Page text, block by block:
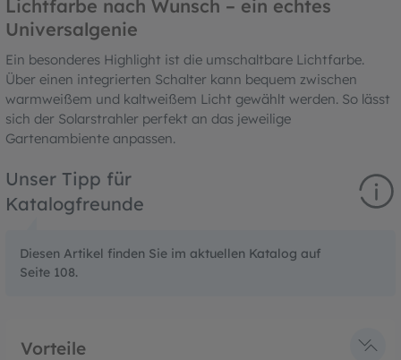
Lichtfarbe nach Wunsch – ein echtes
Universalgenie
Ein besonderes Highlight ist die umschaltbare Lichtfarbe.
Über einen integrierten Schalter kann bequem zwischen
warmweißem und kaltweißem Licht gewählt werden. So lässt
sich der Solarstrahler perfekt an das jeweilige
Gartenambiente anpassen.
Unser Tipp für
Katalogfreunde
Diesen Artikel finden Sie im aktuellen Katalog auf
Seite 108.
Vorteile